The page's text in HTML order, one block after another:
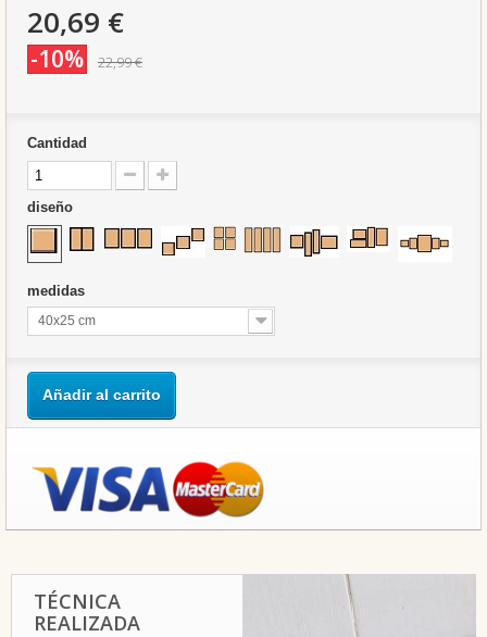
20,69 €
-10% 22,99 €
Cantidad
diseño
medidas
40x25 cm
Añadir al carrito
TÉCNICA
REALIZADA